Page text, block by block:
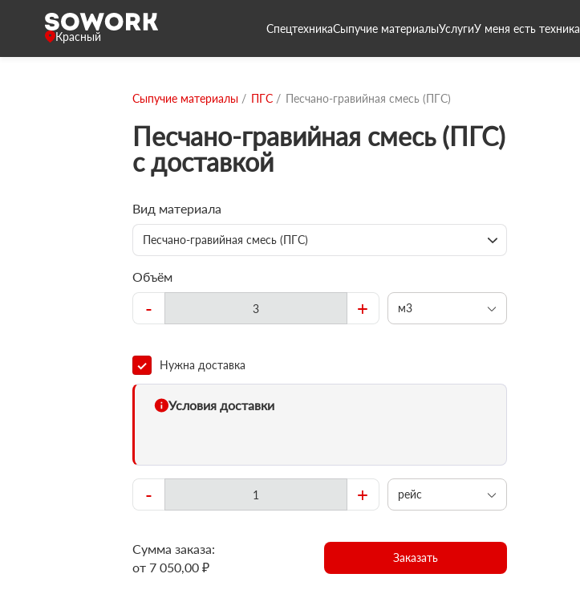
Красный
СпецтехникаСыпучие материалыУслугиУ меня есть техника
Сыпучие материалы ПГС Песчано-гравийная смесь (ПГС)
Песчано-гравийная смесь (ПГС)
с доставкой
Вид материала
Песчано-гравийная смесь (ПГС)
Объём
- + м3
Нужна доставка
Условия доставки
- + рейс
Сумма заказа:
от 7 050,00 ₽
Заказать